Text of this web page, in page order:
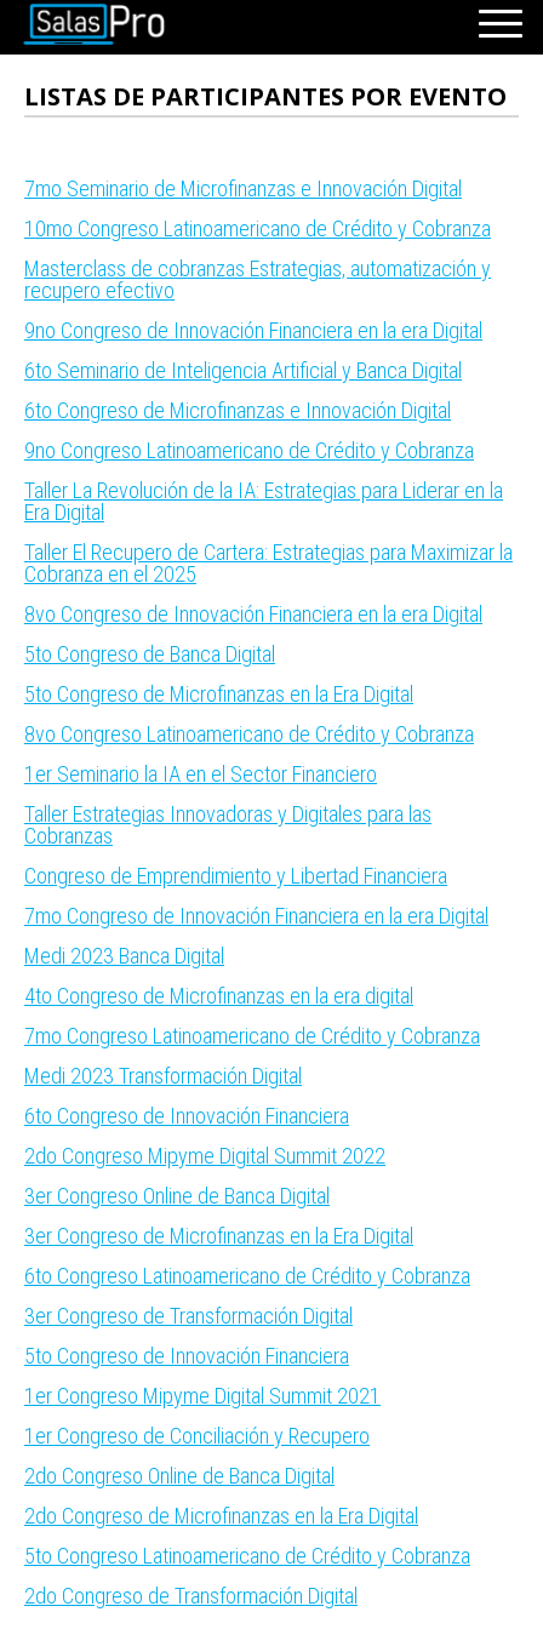
RECURSOS
EVENTOS
SALAS
CONTÁCTENOS
REGÍSTRATE INGRESAR
LISTAS DE PARTICIPANTES POR EVENTO
7mo Seminario de Microfinanzas e Innovación Digital
10mo Congreso Latinoamericano de Crédito y Cobranza
Masterclass de cobranzas Estrategias, automatización y
recupero efectivo
9no Congreso de Innovación Financiera en la era Digital
6to Seminario de Inteligencia Artificial y Banca Digital
6to Congreso de Microfinanzas e Innovación Digital
9no Congreso Latinoamericano de Crédito y Cobranza
Taller La Revolución de la IA: Estrategias para Liderar en la
Era Digital
Taller El Recupero de Cartera: Estrategias para Maximizar la
Cobranza en el 2025
8vo Congreso de Innovación Financiera en la era Digital
5to Congreso de Banca Digital
5to Congreso de Microfinanzas en la Era Digital
8vo Congreso Latinoamericano de Crédito y Cobranza
1er Seminario la IA en el Sector Financiero
Taller Estrategias Innovadoras y Digitales para las
Cobranzas
Congreso de Emprendimiento y Libertad Financiera
7mo Congreso de Innovación Financiera en la era Digital
Medi 2023 Banca Digital
4to Congreso de Microfinanzas en la era digital
7mo Congreso Latinoamericano de Crédito y Cobranza
Medi 2023 Transformación Digital
6to Congreso de Innovación Financiera
2do Congreso Mipyme Digital Summit 2022
3er Congreso Online de Banca Digital
3er Congreso de Microfinanzas en la Era Digital
6to Congreso Latinoamericano de Crédito y Cobranza
3er Congreso de Transformación Digital
5to Congreso de Innovación Financiera
1er Congreso Mipyme Digital Summit 2021
1er Congreso de Conciliación y Recupero
2do Congreso Online de Banca Digital
2do Congreso de Microfinanzas en la Era Digital
5to Congreso Latinoamericano de Crédito y Cobranza
2do Congreso de Transformación Digital